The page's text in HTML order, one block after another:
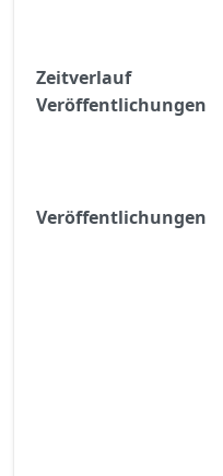
Zeitverlauf
Veröffentlichungen
Veröffentlichungen